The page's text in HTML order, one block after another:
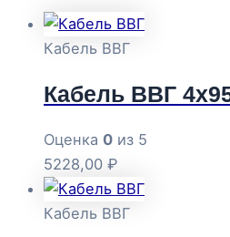
Кабель ВВГ
Кабель ВВГ
Оценка 0 из 5
5228,00 ₽
Кабель ВВГ